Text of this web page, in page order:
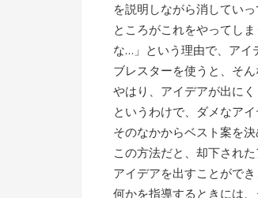
を説明しながら消してい
ところがこれをやってし
な…」という理由で、アイ
ブレスターを使うと、そ
やはり、アイデアが出に
というわけで、ダメなア
そのなかからベスト案を
この方法だと、却下され
アイデアを出すことができ
何かを指導するときには